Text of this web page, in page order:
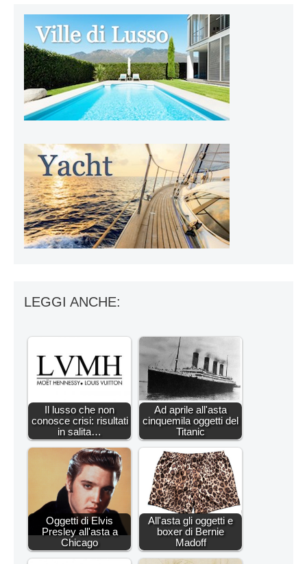
LEGGI ANCHE:
Il lusso che non
conosce crisi: risultati
in salita…
Ad aprile all'asta
cinquemila oggetti del
Titanic
Oggetti di Elvis
Presley all'asta a
Chicago
All'asta gli oggetti e
boxer di Bernie
Madoff